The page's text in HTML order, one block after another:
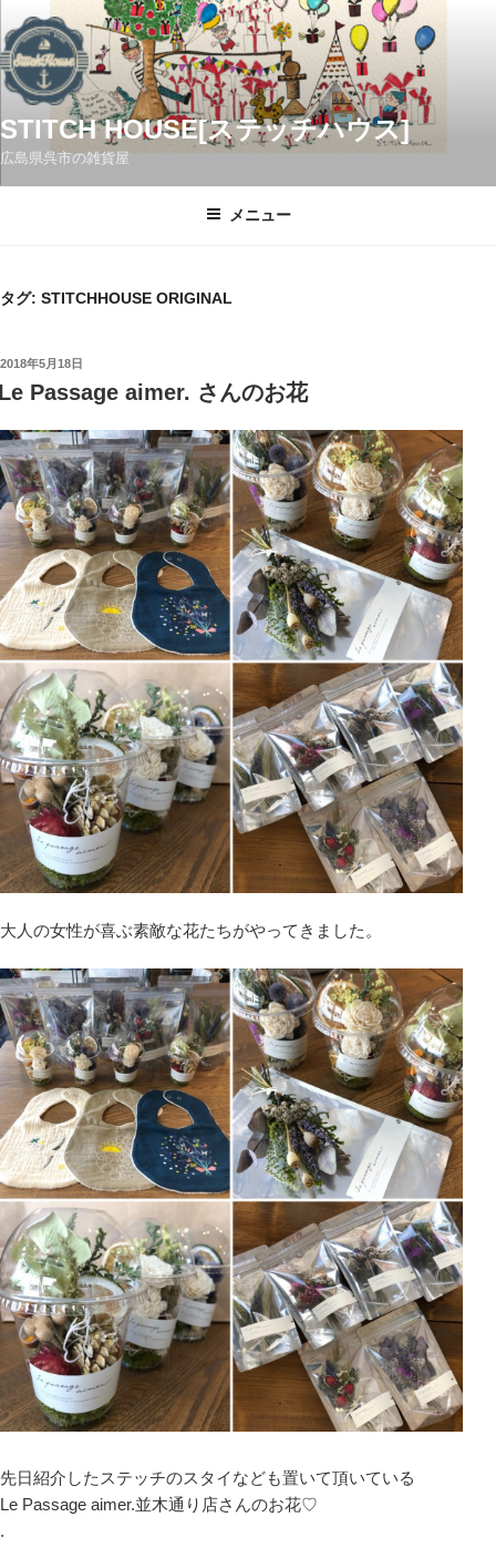
ン
テ
ン
ツ
へ
STITCH HOUSE[ステッチハウス]
広島県呉市の雑貨屋
メニュー
タグ: STITCHHOUSE ORIGINAL
投
稿
日:
2018年5月18日
Passage aimer. さんのお花
大人の女性が喜ぶ素敵な花たちがやってきました。
先日紹介したステッチのスタイなども置いて頂いている
Le Passage aimer.並木通り店さんのお花♡
.